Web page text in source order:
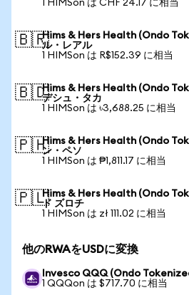
1 HIMSon は CHF 24.17 に相当
🇧🇷Hims & Hers Health (Ondo
ル・レアル
1 HIMSon は R$152.39 に相当
🇧🇩Hims & Hers Health (Ondo
デシュ・タカ
1 HIMSon は ৳3,688.25 に相当
🇵🇭Hims & Hers Health (Ondo
ン・ペソ
1 HIMSon は ₱1,811.17 に相当
🇵🇱Hims & Hers Health (Ondo
ド ズロチ
1 HIMSon は zł 111.02 に相当
他のRWAをUSDに変換
Invesco QQQ (Ondo
1 QQQon は $717.70 に相当